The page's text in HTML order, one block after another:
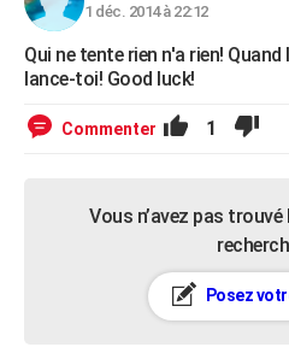
1 déc. 2014 à 22:12
Qui ne tente rien n'a rien!
lance-toi! Good luck!
Commenter 1
Vous n’avez pas
Posez